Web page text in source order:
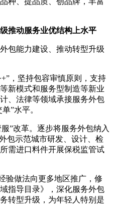
动服务业优结构上水平
能力建设、推动转型升级
，坚持包容审慎原则，支持
新模式和服务型制造等新业
、法律等领域承接服务外包
”水平。
改革。逐步将服务外包纳入
包示范城市研发、设计、检
需进口料件开展保税监管试
做法向更多地区推广，修
指导目录》，深化服务外包
转型升级，为年轻人特别是